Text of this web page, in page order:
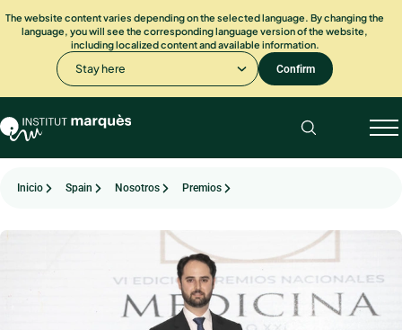
The website content varies depending on the selected language. By changing the
language, you will see the corresponding language version of the website,
including localized content and available information.
Stay here Confirm
Inicio Spain Nosotros Premios